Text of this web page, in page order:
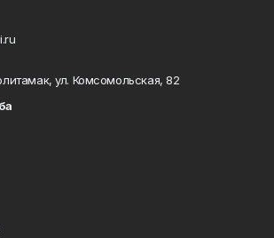
ул. Комсомольская, 82